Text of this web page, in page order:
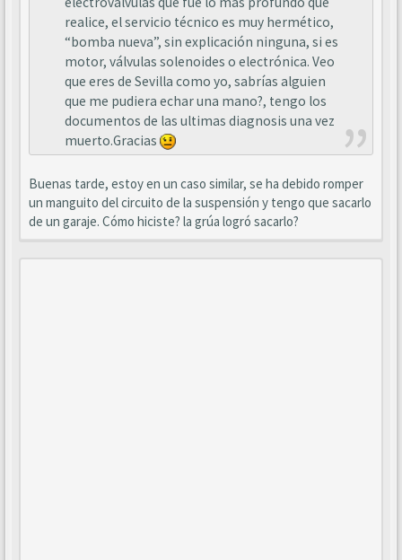
realice, el servicio técnico es muy hermético,
“bomba nueva”, sin explicación ninguna, si es
motor, válvulas solenoides o electrónica. Veo
que eres de Sevilla como yo, sabrías alguien
que me pudiera echar una mano?, tengo los
documentos de las ultimas diagnosis una vez
muerto.Gracias
Buenas tarde, estoy en un caso similar, se ha debido romper
un manguito del circuito de la suspensión y tengo que sacarlo
de un garaje. Cómo hiciste? la grúa logró sacarlo?